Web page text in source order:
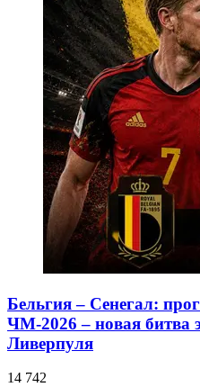
Бельгия – Сенегал:
ЧМ-2026 – новая битва
Ливерпуля
14 742